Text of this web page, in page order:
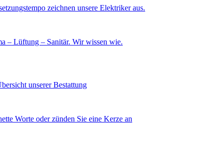
zeichnen unsere Elektriker aus.
– Lüftung – Sanitär. Wir wissen wie.
unserer Bestattung
Worte oder zünden Sie eine Kerze an